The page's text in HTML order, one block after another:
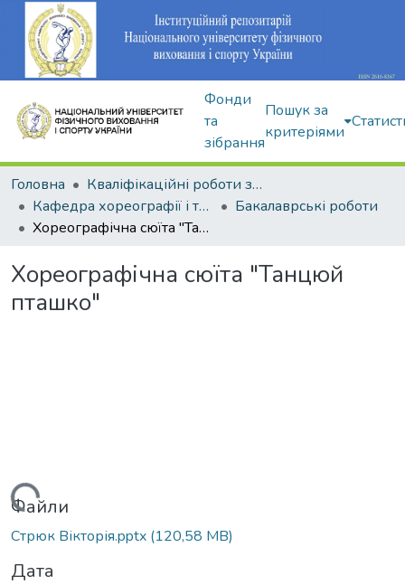
Фонди
та
зібрання
Пошук за
критеріями
Головна
Кваліфікаційні роботи здобувачів вищої освіти
Кафедра хореографії і танцювальних видів спорту
Бакалаврські роботи
Хореографічна сюїта "Танцюй пташко"
Хореографічна сюїта "Танцюй
пташко"
Файли
Стрюк Вікторія.pptx (120,58 MB)
Дата